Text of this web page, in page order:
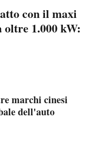
con il maxi
1.000 kW:
marchi cinesi
dell'auto